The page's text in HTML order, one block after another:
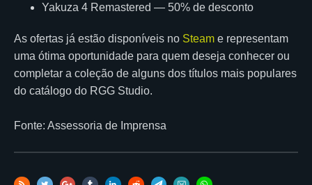
Yakuza 4 Remastered — 50% de desconto
As ofertas já estão disponíveis no Steam e representam
uma ótima oportunidade para quem deseja conhecer ou
completar a coleção de alguns dos títulos mais populares
do catálogo do RGG Studio.
Fonte: Assessoria de Imprensa